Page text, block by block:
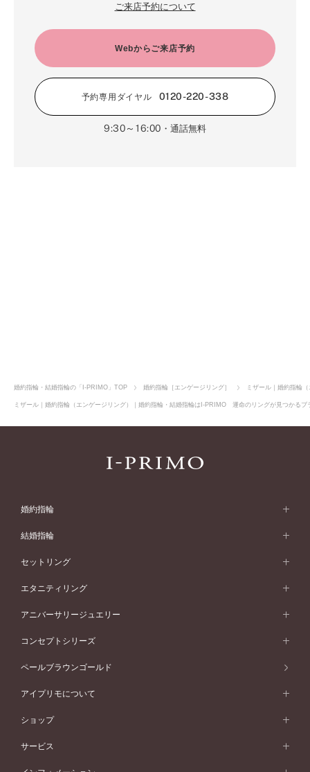
ご来店予約について
Webからご来店予約
予約専用ダイヤル 0120-220-338
9:30～16:00 ・通話無料
婚約指輪・結婚指輪の「I-PRIMO」TOP 婚約指輪［エンゲージリング］ ミザール｜婚約指輪
ミザール｜婚約指輪（エンゲージリング）｜婚約指輪・結婚指輪はI-PRIMO 運命のリングが見つかる
婚約指輪
婚約指輪 (エンゲージリング)
婚約指輪一覧
ピンクゴールド
ペールブラウンゴールド
ウェーブライン
V字ライン
ワンサイドメレ
ダブルサイドメレ
フェミニン
モード
50万円台～
40万円台～
30万円台～
婚約指輪 人気ランキング
婚約ネックレス
結婚指輪
結婚指輪 (マリッジリング)
結婚指輪一覧
ピンクゴールド
ペールブラウンゴールド
ウェーブライン
V字ライン
ワンメレ
セベラルメレ
フェミニン
モード
50万円～
40万円～50万円
30万円～40万円
セットリング
セットリング
セットリング一覧
ピンクゴールド
ペールブラウンゴールド
エタニティリング
エタニティリング
エタニティリング一覧
ピンクゴールド
ペールブラウンゴールド
アニバーサリージュエリー
アニバーサリージュエリー
アニバーサリージュエリー一覧
ファッションリング
ブレスレット
コンセプトシリーズ
コンセプトシリーズ
オリジンビリーフ
エトワル
ペールブラウンゴールド
アイプリモについて
アイプリモについて
パーソナルハンド診断
デザインへのこだわり
ショップ
店舗一覧
サービス
プロポーズサポート